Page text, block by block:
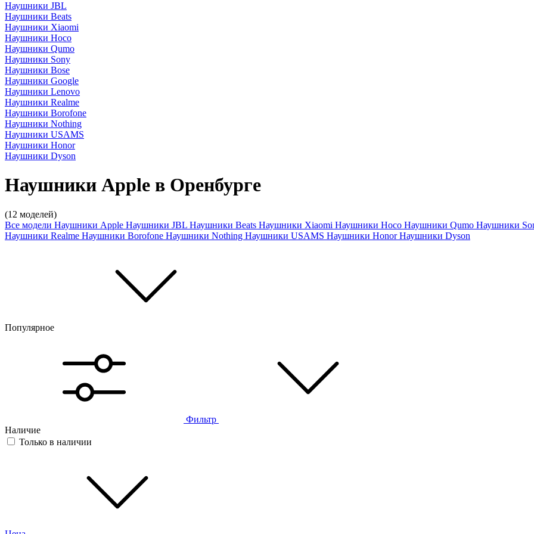
Наушники JBL
Наушники Beats
Наушники Xiaomi
Наушники Hoco
Наушники Qumo
Наушники Sony
Наушники Bose
Наушники Google
Наушники Lenovo
Наушники Realme
Наушники Borofone
Наушники Nothing
Наушники USAMS
Наушники Honor
Наушники Dyson
Наушники Apple в Оренбурге
(12 моделей)
Все модели Наушники Apple Наушники JBL Наушники Beats Наушники Xiaomi Наушники Hoco Наушники Qumo Наушники
Наушники Realme Наушники Borofone Наушники Nothing Наушники USAMS Наушники HonorНаушники Dyson
Популярное
Фильтр
Наличие
Только в наличии